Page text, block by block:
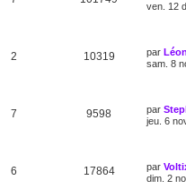
ven. 12
2 10319 par
sam. 8
7 9598 par
jeu. 6
6 17864 par
dim. 2